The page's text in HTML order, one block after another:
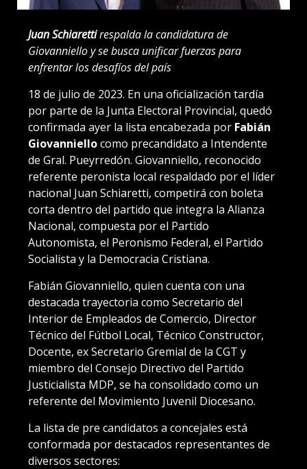
Juan Schiarettirespalda la candidatura de
Giovanniello y se busca unificar fuerzas para
enfrentar los desafíos del país
18 de julio de 2023. En una oficialización tardía
por parte de la Junta Electoral Provincial, quedó
confirmada ayer la lista encabezada por Fabián
Giovanniellocomo precandidato a Intendente
de Gral. Pueyrredón. Giovanniello, reconocido
referente peronista local respaldado por el líder
nacional Juan Schiaretti, competirá con boleta
corta dentro del partido que integra la Alianza
Nacional, compuesta por el Partido
Autonomista, el Peronismo Federal, el Partido
Socialista y la Democracia Cristiana.
Fabián Giovanniello, quien cuenta con una
destacada trayectoria como Secretario del
Interior de Empleados de Comercio, Director
Técnico del Fútbol Local, Técnico Constructor,
Docente, ex Secretario Gremial de la CGT y
miembro del Consejo Directivo del Partido
Justicialista MDP, se ha consolidado como un
referente del Movimiento Juvenil Diocesano.
La lista de pre candidatos a concejales está
conformada por destacados representantes de
diversos sectores: